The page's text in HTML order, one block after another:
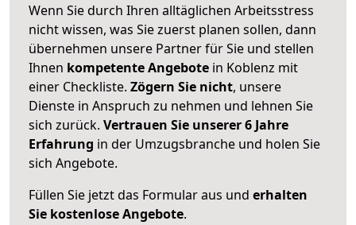
Wenn Sie durch Ihren alltäglichen Arbeitsstress
nicht wissen, was Sie zuerst planen sollen, dann
übernehmen unsere Partner für Sie und stellen
Ihnen kompetente Angebote in Koblenz mit
einer Checkliste. Zögern Sie nicht, unsere
Dienste in Anspruch zu nehmen und lehnen Sie
sich zurück. Vertrauen Sie unserer 6 Jahre
Erfahrung in der Umzugsbranche und holen Sie
sich Angebote.
Füllen Sie jetzt das Formular aus und erhalten
Sie kostenlose Angebote.